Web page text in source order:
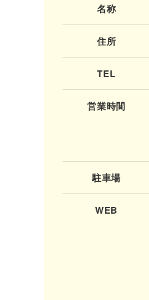
名称
住所
TEL
営業時間
駐車場
WEB